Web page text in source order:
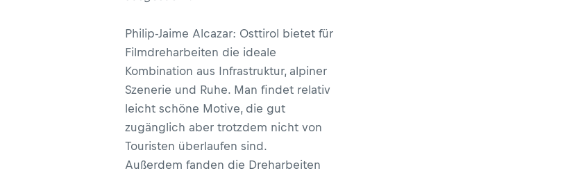
Philip-Jaime Alcazar: Osttirol bietet für
Filmdreharbeiten die ideale
Kombination aus Infrastruktur, alpiner
Szenerie und Ruhe. Man findet relativ
leicht schöne Motive, die gut
zugänglich aber trotzdem nicht von
Touristen überlaufen sind.
Außerdem fanden die Dreharbeiten